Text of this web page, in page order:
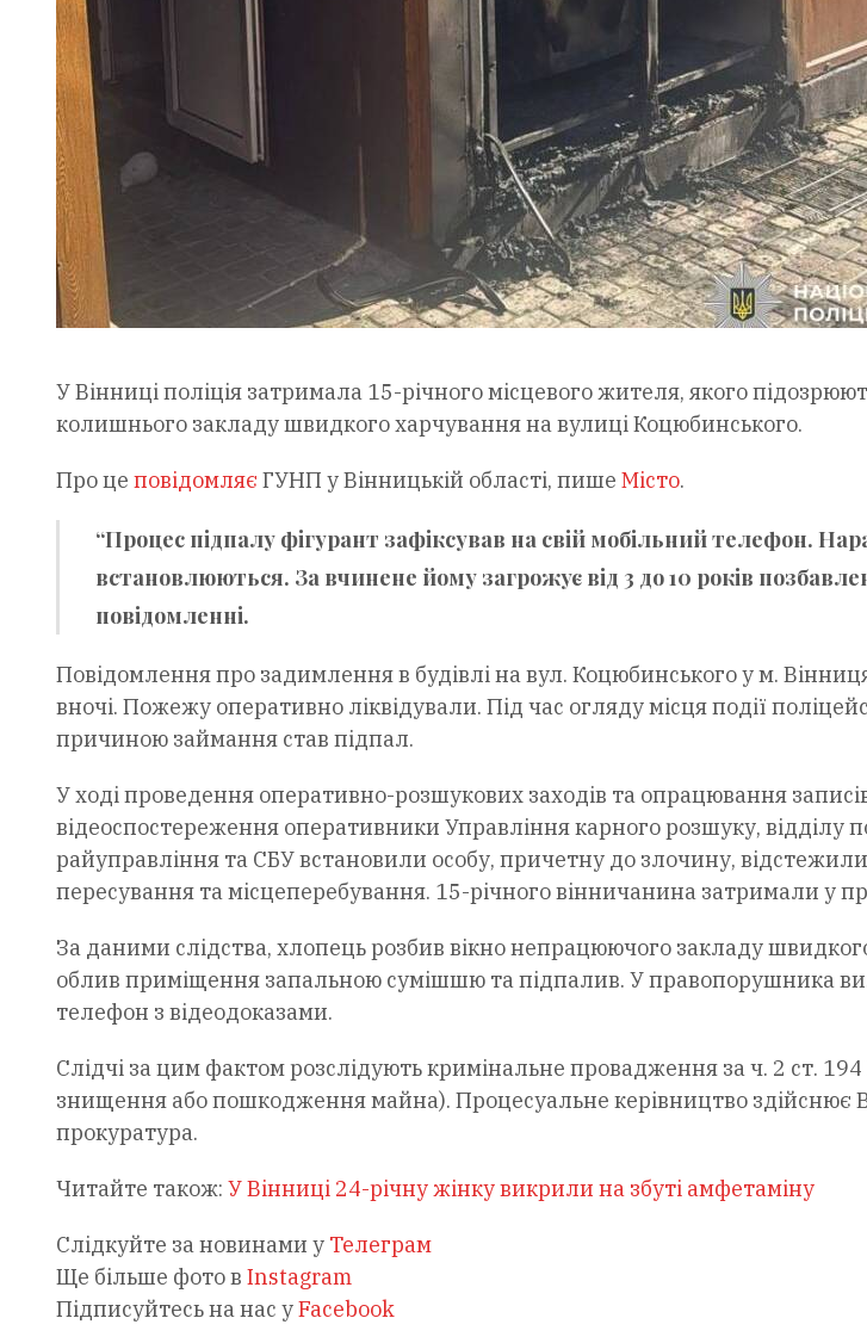
У Вінниці поліція затримала 15-річного місцевого жителя, якого
колишнього закладу швидкого харчування на вулиці Коцюбинського.
Про це повідомляє ГУНП у Вінницькій області, пише Місто.
“Процес підпалу фігурант зафіксував на свій мобільний телефон.
встановлюються. За вчинене йому загрожує від 3 до 10 років
повідомленні.
Повідомлення про задимлення в будівлі на вул. Коцюбинського у м.
вночі. Пожежу оперативно ліквідували. Під час огляду місця події
причиною займання став підпал.
У ході проведення оперативно-розшукових заходів та опрацювання
відеоспостереження оперативники Управління карного розшуку, відділу
райуправління та СБУ встановили особу, причетну до злочину,
пересування та місцеперебування. 15-річного вінничанина затримали у
За даними слідства, хлопець розбив вікно непрацюючого закладу
облив приміщення запальною сумішшю та підпалив. У правопорушника
телефон з відеодоказами.
Слідчі за цим фактом розслідують кримінальне провадження за ч. 2 ст.
знищення або пошкодження майна). Процесуальне керівництво здійснює
прокуратура.
Читайте також: У Вінниці 24-річну жінку викрили на збуті амфетаміну
Слідкуйте за новинами у Телеграм
Ще більше фото в Instagram
Підписуйтесь на нас уFacebook